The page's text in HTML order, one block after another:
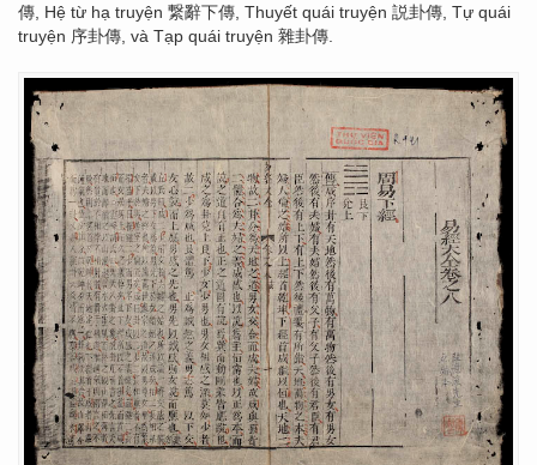
傳, Hệ từ hạ truyện 繋辭下傳, Thuyết quái truyện 説卦傳, Tự quái
truyện 序卦傳, và Tạp quái truyện 雜卦傳.